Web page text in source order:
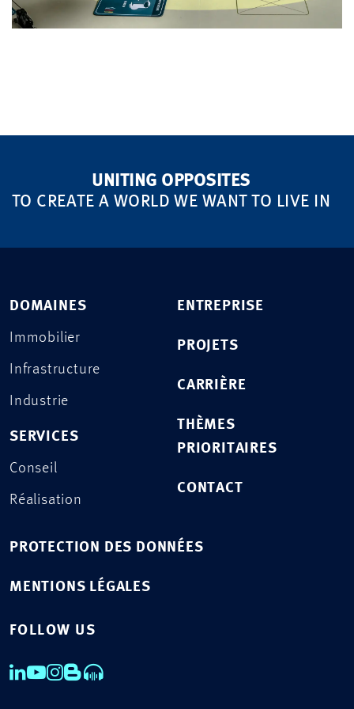
UNITING OPPOSITES
TO CREATE A WORLD WE WANT TO LIVE IN
DOMAINES
Immobilier
Infrastructure
Industrie
SERVICES
Conseil
Réalisation
ENTREPRISE
PROJETS
CARRIÈRE
THÈMES
PRIORITAIRES
CONTACT
PROTECTION DES DONNÉES
MENTIONS LÉGALES
FOLLOW US